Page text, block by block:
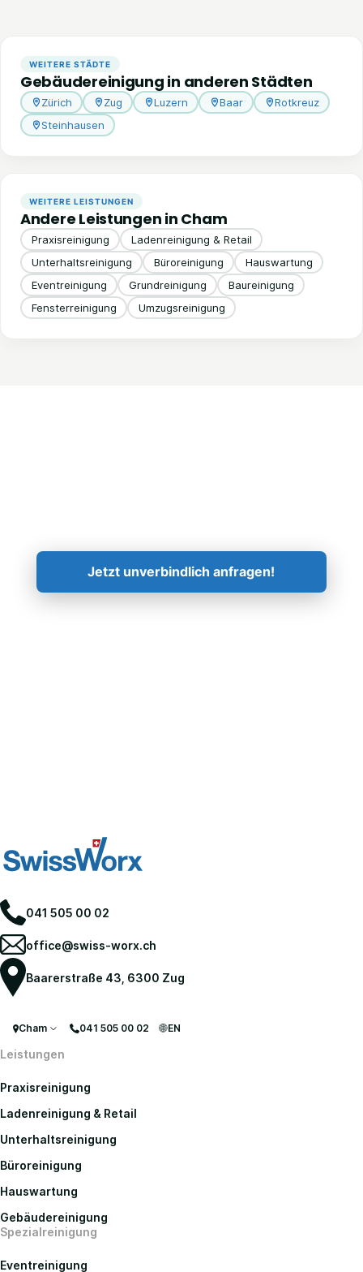
WEITERE STÄDTE
Gebäudereinigung in anderen Städten
Zürich Zug Luzern Baar
Rotkreuz
Steinhausen
WEITERE LEISTUNGEN
Andere Leistungen in Cham
Praxisreinigung
Ladenreinigung & Retail
Unterhaltsreinigung
Büroreinigung
Hauswartung
Eventreinigung
Grundreinigung
Baureinigung
Fensterreinigung
Umzugsreinigung
Jetzt unverbindlich anfragen!
041 505 00 02
office@swiss-worx.ch
Baarerstraße 43, 6300 Zug
Cham 041 505 00 02 EN
Leistungen
Praxisreinigung
Ladenreinigung & Retail
Unterhaltsreinigung
Büroreinigung
Hauswartung
Gebäudereinigung
Spezialreinigung
Eventreinigung